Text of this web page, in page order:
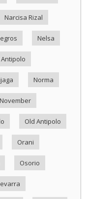
Narcisa Rizal
Nelsa
Norma
November
Old Antipolo
Orani
Osorio